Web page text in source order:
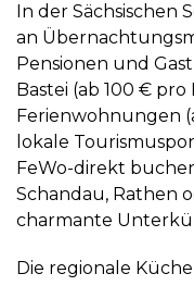
In der Sächsischen
an
Pensionen und
Bastei (ab 100 €
Ferienwohnungen
lokale
FeWo-direkt
Schandau, Rathen
charmante
Die regionale